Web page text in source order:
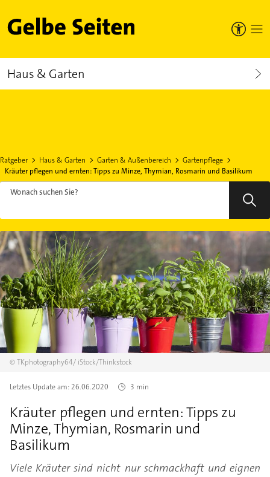
Gelbe Seiten
Haus & Garten
Ratgeber Haus & Garten Garten & Außenbereich
Gartenpflege
Kräuter pflegen und ernten: Tipps zu Minze, Thymian, Rosmarin und Basilikum
Wonach suchen Sie?
©TKphotography64/ iStock/Thinkstock
Letztes Update am:26.06.2020 3 min
Kräuter pflegen und ernten: Tipps zu
Minze, Thymian, Rosmarin und
Basilikum
Viele Kräuter sind nicht nur schmackhaft und eignen